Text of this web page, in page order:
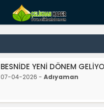
BESNİDE YENİ DÖNEM
07-04-2026 - Adıyaman